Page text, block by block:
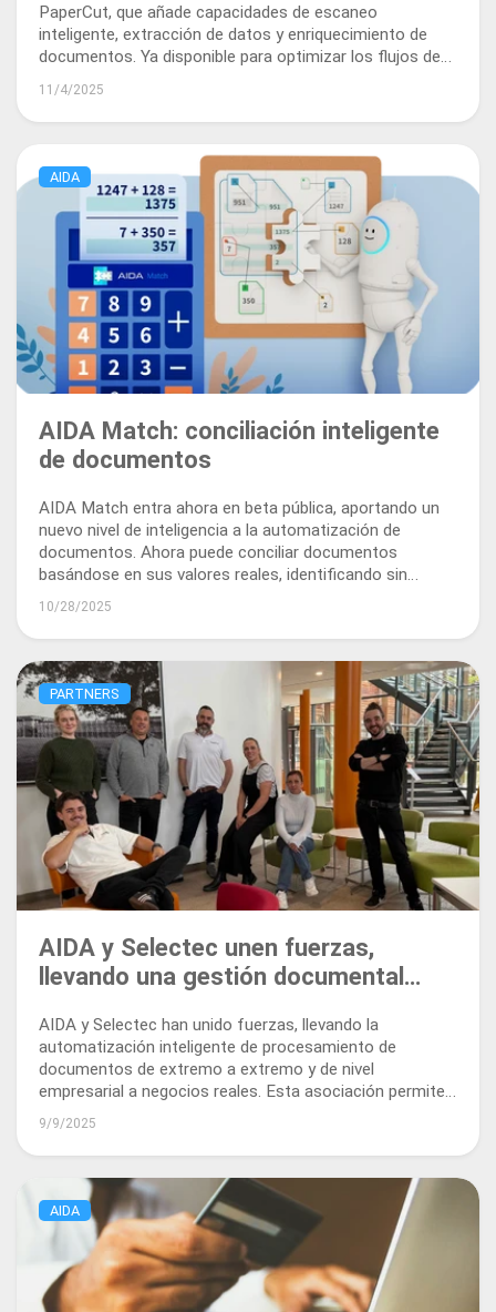
PaperCut, que añade capacidades de escaneo
inteligente, extracción de datos y enriquecimiento de
documentos. Ya disponible para optimizar los flujos de
11/4/2025
AIDA
AIDA Match: conciliación inteligente
de documentos
AIDA Match entra ahora en beta pública, aportando un
nuevo nivel de inteligencia a la automatización de
documentos. Ahora puede conciliar documentos
basándose en sus valores reales, identificando sin
10/28/2025
PARTNERS
AIDA y Selectec unen fuerzas,
llevando una gestión documental
reales
AIDA y Selectec han unido fuerzas, llevando la
automatización inteligente de procesamiento de
documentos de extremo a extremo y de nivel
empresarial a negocios reales. Esta asociación permite
a las organizaciones delegar tareas documentales
rutinarias, como facturas y contratos, a agentes de IA.
9/9/2025
AIDA